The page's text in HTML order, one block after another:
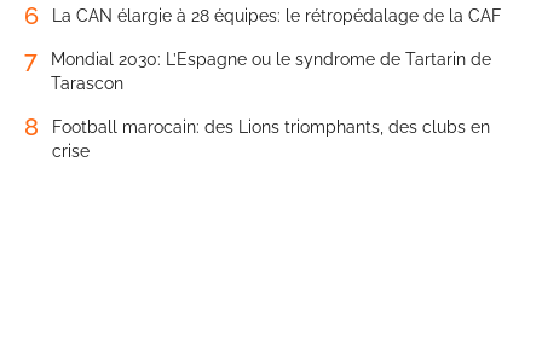
6 La CAN élargie à 28 équipes: le rétropédalage de la CAF
7
Mondial 2030: L’Espagne ou le syndrome de Tartarin de
Tarascon
8
Football marocain: des Lions triomphants, des clubs en
crise